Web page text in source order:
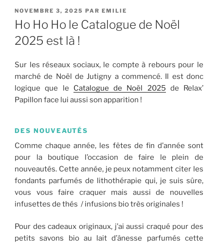
PUBLIÉ
LE
NOVEMBRE 3, 2025 PAR EMILIE
Ho Ho Ho le Catalogue de Noël
2025 est là !
Sur les réseaux sociaux, le compte à rebours pour le
marché de Noël de Jutigny a commencé. Il est donc
logique que le Catalogue de Noël 2025 de Relax’
Papillon face lui aussi son apparition !
DES NOUVEAUTÉS
Comme chaque année, les fêtes de fin d’année sont
pour la boutique l’occasion de faire le plein de
nouveautés. Cette année, je peux notamment citer les
fondants parfumés de lithothérapie qui, je suis sûre,
vous vous faire craquer mais aussi de nouvelles
infusettes de thés / infusions bio très originales !
Pour des cadeaux originaux, j’ai aussi craqué pour des
petits savons bio au lait d’ânesse parfumés cette